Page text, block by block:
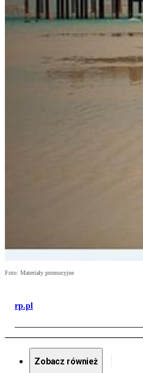
Foto: Materiały promocyjne
rp.pl
Zobacz również